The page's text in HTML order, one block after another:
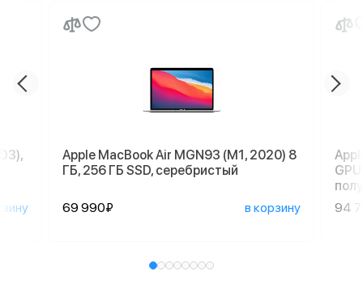
Apple MacBook Air MGN93 (M1, 2020) 8
ГБ, 256 ГБ SSD, серебристый
69 990₽ в корзину
94